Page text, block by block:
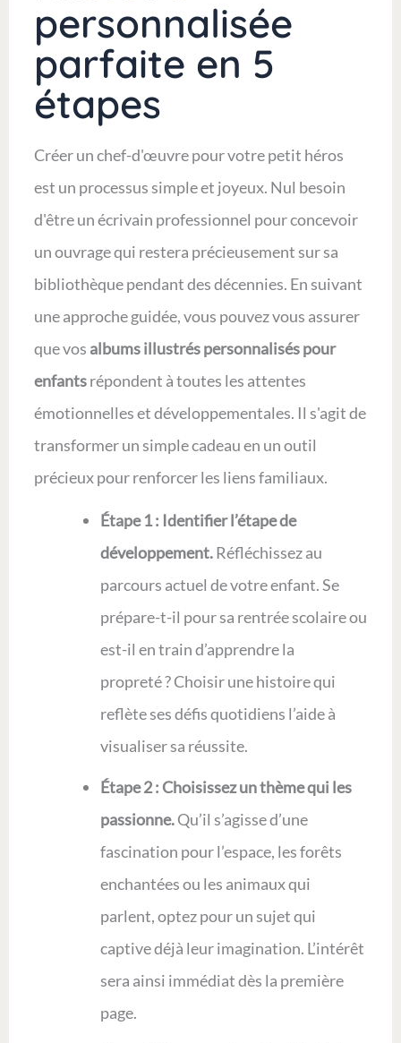
personnalisée
parfaite en 5
étapes
Créer un chef-d'œuvre pour votre petit héros
est un processus simple et joyeux. Nul besoin
d'être un écrivain professionnel pour concevoir
un ouvrage qui restera précieusement sur sa
bibliothèque pendant des décennies. En suivant
une approche guidée, vous pouvez vous assurer
que vos albums illustrés personnalisés pour
enfantsrépondent à toutes les attentes
émotionnelles et développementales. Il s'agit de
transformer un simple cadeau en un outil
précieux pour renforcer les liens familiaux.
Étape 1 : Identifier l’étape de
développement.Réfléchissez au
parcours actuel de votre enfant. Se
prépare-t-il pour sa rentrée scolaire ou
est-il en train d’apprendre la
propreté ? Choisir une histoire qui
reflète ses défis quotidiens l’aide à
visualiser sa réussite.
Étape 2 : Choisissez un thème qui les
passionne.Qu’il s’agisse d’une
fascination pour l’espace, les forêts
enchantées ou les animaux qui
parlent, optez pour un sujet qui
captive déjà leur imagination. L’intérêt
sera ainsi immédiat dès la première
page.